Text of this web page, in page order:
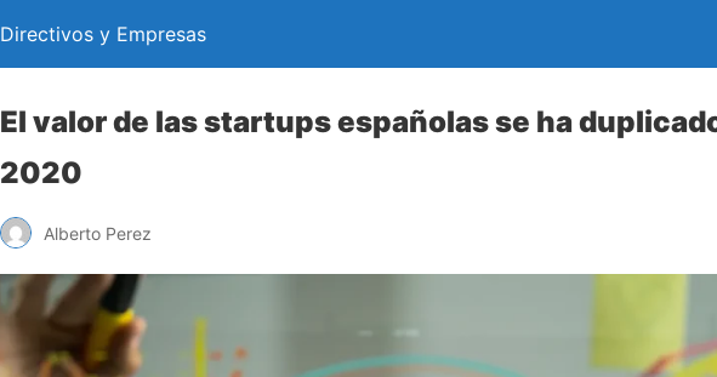
Directivos y Empresas
El valor de las startups españolas se ha
2020
Alberto Perez